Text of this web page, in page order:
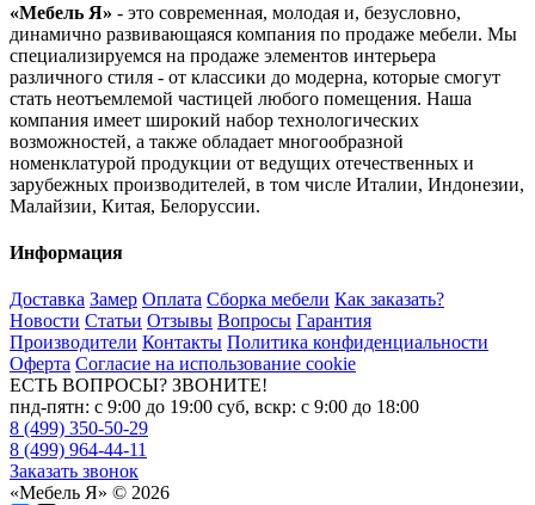
«Мебель Я» - это современная, молодая и, безусловно,
динамично развивающаяся компания по продаже мебели. Мы
специализируемся на продаже элементов интерьера
различного стиля - от классики до модерна, которые смогут
стать неотъемлемой частицей любого помещения. Наша
компания имеет широкий набор технологических
возможностей, а также обладает многообразной
номенклатурой продукции от ведущих отечественных и
зарубежных производителей, в том числе Италии, Индонезии,
Малайзии, Китая, Белоруссии.
Информация
Доставка Замер Оплата Сборка мебели Как заказать?
Новости Статьи Отзывы Вопросы Гарантия
Производители Контакты Политика конфиденциальности
Оферта Согласие на использование cookie
ЕСТЬ ВОПРОСЫ? ЗВОНИТЕ!
пнд-пятн: с 9:00 до 19:00 суб, вскр: с 9:00 до 18:00
8 (499) 350-50-29
8 (499) 964-44-11
Заказать звонок
«Мебель Я» © 2026